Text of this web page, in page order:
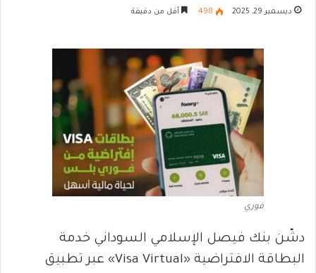
ديسمبر 29, 2025 498 أقل من دقيقة
فوري
دشّن بنك فيصل الإسلامي السوداني خدمة
البطاقة الافتراضية «Visa Virtual» عبر تطبيق